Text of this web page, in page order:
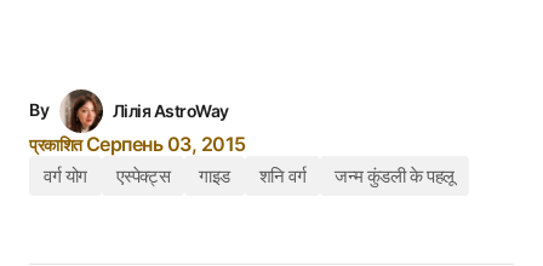
By
Лілія AstroWay
प्रकाशितСерпень 03, 2015
वर्ग योग एस्पेक्ट्स गाइड शनि वर्ग जन्म कुंडली के पहलू